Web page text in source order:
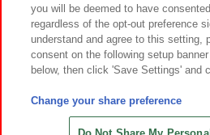
©Bandai Namco
©Bandai Namco
©HANAYASHIKI Co., Ltd. All
you will be deemed to have
regardless of the opt-out preference
understand and agree to this setting,
consent on the following setup
below, then click 'Save Settings' and
Change your share preference